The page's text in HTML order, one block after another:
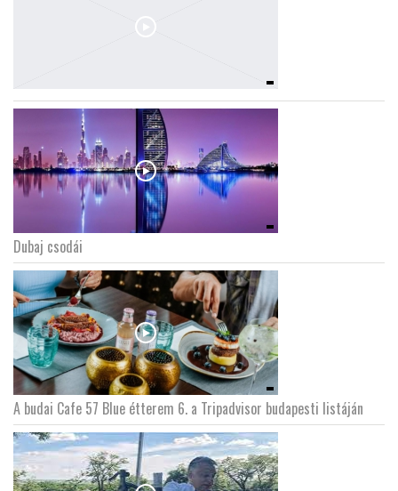
Dubaj csodái
A budai Cafe 57 Blue étterem 6. a Tripadvisor budapesti listáján